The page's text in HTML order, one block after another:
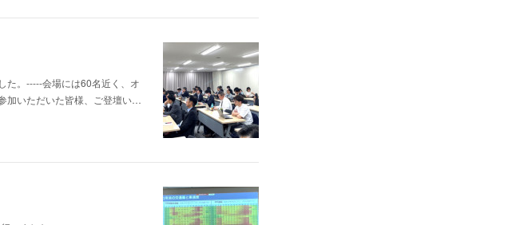
た。-----会場には60名近く、オ
加いただいた皆様、ご登壇い…